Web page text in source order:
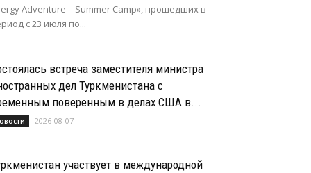
Adventure – Summer Camp», прошедших в
с 23 июля по...
встреча заместителя министра
дел Туркменистана с
поверенным в делах США в...
2026-08-07
участвует в международной